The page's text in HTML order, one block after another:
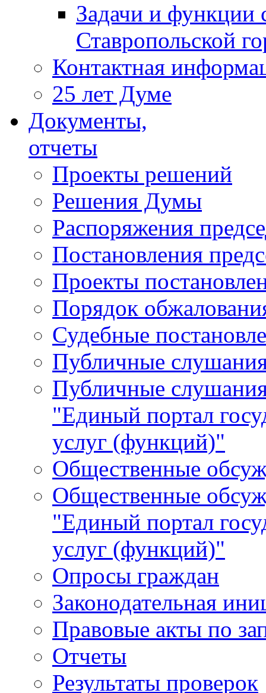
Задачи и функции
Ставропольской
Контактная
25 лет Думе
Документы,
отчеты
Проекты решений
Решения Думы
Распоряжения
Постановления
Проекты
Порядок
Судебные
Публичные
Публичные
"Единый портал
услуг (функций)"
Общественные
Общественные
"Единый портал
услуг (функций)"
Опросы граждан
Законодательная
Правовые акты по
Отчеты
Результаты проверок